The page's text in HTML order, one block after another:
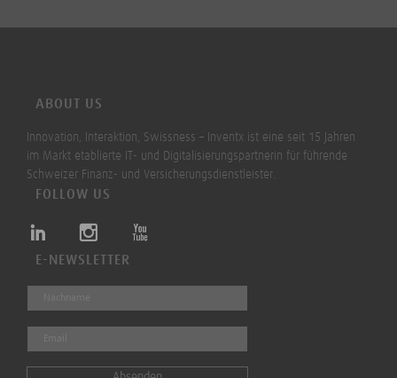
ABOUT US
Innovation, Interaktion, Swissness – Inventx ist eine seit 15 Jahren
im Markt etablierte IT- und Digitalisierungspartnerin für führende
Schweizer Finanz- und Versicherungsdienstleister.
FOLLOW US
E-NEWSLETTER